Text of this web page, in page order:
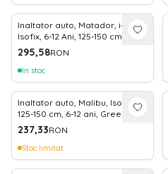
Inaltator auto, Matador, i-Size
Isofix, 6-12 Ani, 125-150 cm,
Grey
295,58RON
In stoc
Inaltator auto, Malibu, Isofix,
125-150 cm, 6-12 ani, Green
237,33RON
Stoc limitat